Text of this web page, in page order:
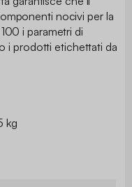
nocivi per la
i parametri di
i prodotti etichettati da
kg